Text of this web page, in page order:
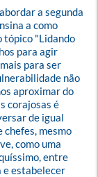
a segunda
a como
tópico "Lidando
para agir
para ser
não
aproximar do
corajosas é
de igual
chefes, mesmo
como uma
entre
e estabelecer